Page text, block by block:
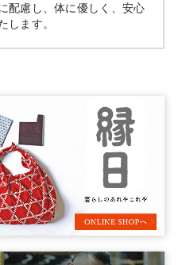
配慮し、体に優しく、安心
します。